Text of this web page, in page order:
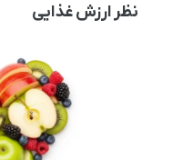
نظر ارزش غذایی